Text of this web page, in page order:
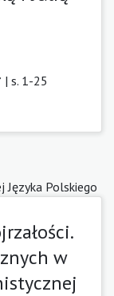
| s. 1-25
Języka Polskiego
w